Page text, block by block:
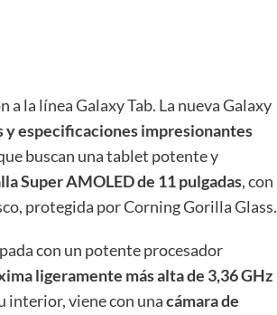
la línea Galaxy Tab. La nueva Galaxy
especificaciones impresionantes
buscan una tablet potente y
Super AMOLED de 11 pulgadas, con
protegida por Corning Gorilla Glass.
con un potente procesador
ligeramente más alta de 3,36 GHz
interior, viene con unacámara de